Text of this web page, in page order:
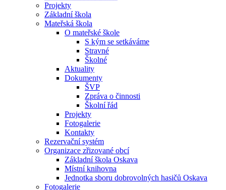
Projekty
Základní škola
Mateřská škola
O mateřské škole
S kým se setkáváme
Stravné
Školné
Aktuality
Dokumenty
ŠVP
Zpráva o činnosti
Školní řád
Projekty
Fotogalerie
Kontakty
Rezervační systém
Organizace zřizované obcí
Základní škola Oskava
Místní knihovna
Jednotka sboru dobrovolných hasičů Oskava
Fotogalerie